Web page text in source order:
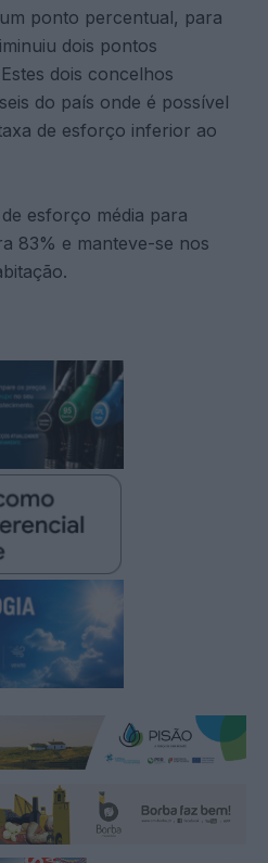
ponto percentual, para
dois pontos
dois concelhos
do país onde é possível
de esforço inferior ao
esforço média para
83% e manteve-se nos